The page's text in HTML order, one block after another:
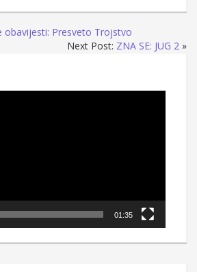
obavijesti: Presveto Trojstvo
Next Post: ZNA SE: JUG 2 »
01:35